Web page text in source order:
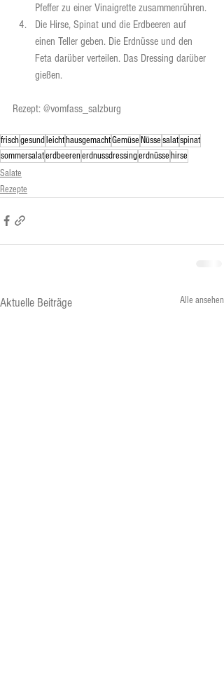
Pfeffer zu einer Vinaigrette zusammenrühren.
Die Hirse, Spinat und die Erdbeeren auf
einen Teller geben. Die Erdnüsse und den
Feta darüber verteilen. Das Dressing darüber
gießen.
Rezept: @vomfass_salzburg
frischgesund leichthausgemachtGemüse Nüssesalatspinat
sommersalaterdbeerenerdnussdressingerdnüsse hirse
Salate
Rezepte
Aktuelle Beiträge Alle ansehen